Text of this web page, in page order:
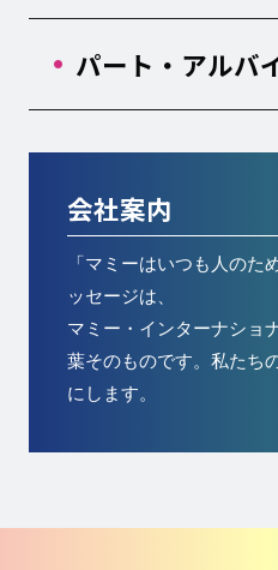
パート・アルバ
会社案内
「マミーはいつも人のた
ッセージは、
マミー・インターナショ
葉そのものです。私たち
にします。